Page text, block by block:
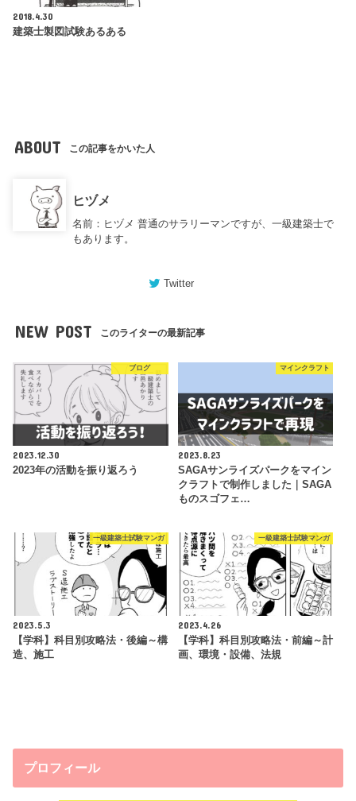
2018.4.30
建築士製図試験あるある
ABOUT この記事をかいた人
ヒヅメ
名前：ヒヅメ 普通のサラリーマンですが、一級建築士で
もあります。
Twitter
NEW POST このライターの最新記事
ブログ
2023.12.30
2023年の活動を振り返ろう
マインクラフト
2023.8.23
SAGAサンライズパークをマイン
クラフトで制作しました｜SAGA
ものスゴフェ…
一級建築士試験マンガ
2023.5.3
【学科】科目別攻略法・後編～構
造、施工
一級建築士試験マンガ
2023.4.26
【学科】科目別攻略法・前編～計
画、環境・設備、法規
プロフィール